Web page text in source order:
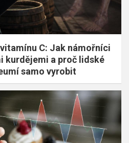
C: Jak námořníci
kurdějemi a proč lidské
samo vyrobit